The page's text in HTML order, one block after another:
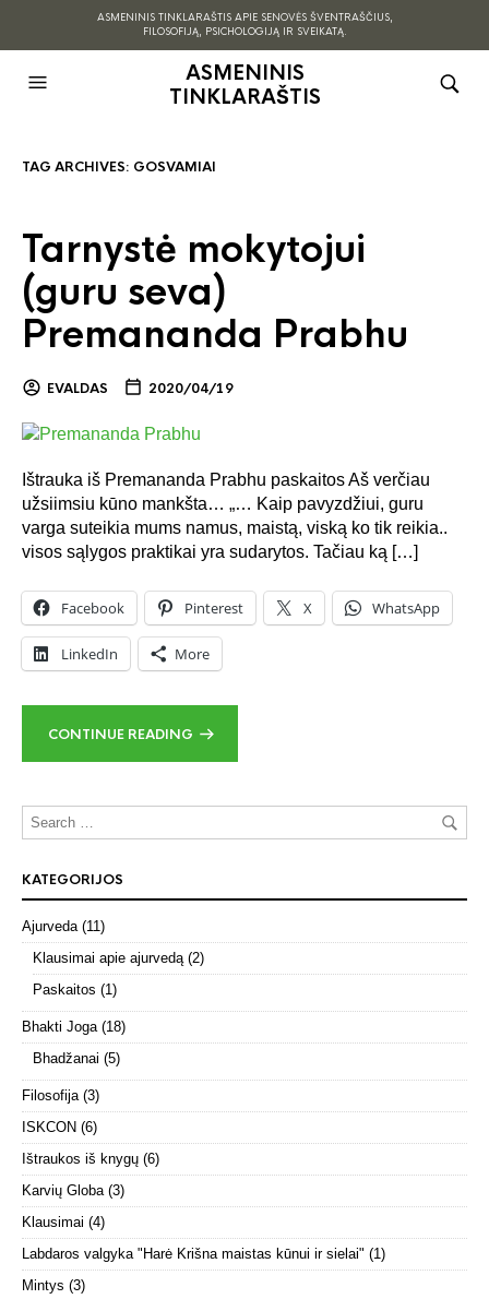
ASMENINIS TINKLARAŠTIS APIE SENOVĖS ŠVENTRAŠČIUS,
FILOSOFIJĄ, PSICHOLOGIJĄ IR SVEIKATĄ.
ASMENINIS
TINKLARAŠTIS
TAG ARCHIVES: GOSVAMIAI
Tarnystė mokytojui
(guru seva)
Premananda Prabhu
EVALDAS 2020/04/19
Ištrauka iš Premananda Prabhu paskaitos Aš verčiau
užsiimsiu kūno mankšta… „… Kaip pavyzdžiui, guru
varga suteikia mums namus, maistą, viską ko tik reikia..
visos sąlygos praktikai yra sudarytos. Tačiau ką […]
Facebook Pinterest X WhatsApp
LinkedIn More
CONTINUE READING
KATEGORIJOS
Ajurveda (11)
Klausimai apie ajurvedą (2)
Paskaitos (1)
Bhakti Joga (18)
Bhadžanai (5)
Filosofija (3)
ISKCON (6)
Ištraukos iš knygų (6)
Karvių Globa (3)
Klausimai (4)
Labdaros valgyka "Harė Krišna maistas kūnui ir sielai" (1)
Mintys (3)